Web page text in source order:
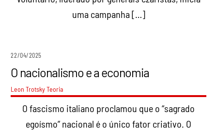
uma campanha […]
22/04/2025
O nacionalismo e a economia
Leon Trotsky Teoria
O fascismo italiano proclamou que o “sagrado
egoísmo” nacional é o único fator criativo. O